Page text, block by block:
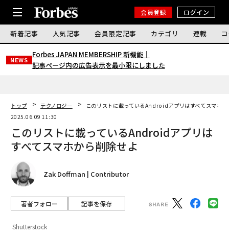
会員登録 ログイン
新着記事 人気記事 会員限定記事 カテゴリ 連載
NEWS
Forbes JAPAN MEMBERSHIP 新機能｜
記事ページ内の広告表示を最小限にしました
トップ テクノロジー
このリストに載っているAndroidアプリはすべてスマホか
2025.06.09 11:30
このリストに載っているAndroidアプリは
すべてスマホから削除せよ
Zak Doffman | Contributor
著者フォロー 記事を保存
Shutterstock